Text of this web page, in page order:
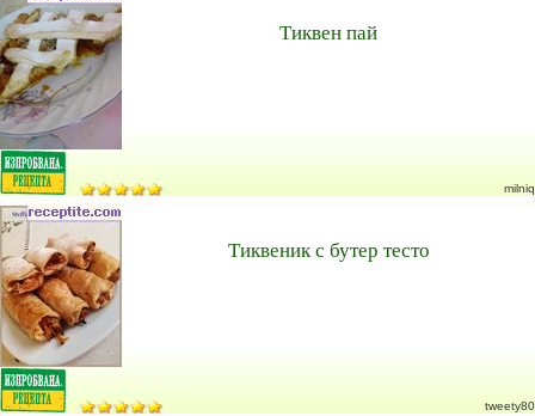
Тиквен пай
milniq
Тиквеник с бутер тесто
tweety80